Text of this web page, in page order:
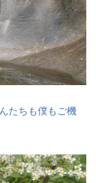
たちも僕もご機